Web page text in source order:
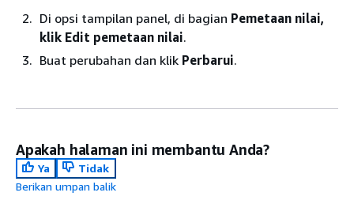
Di opsi tampilan panel, di bagian Pemetaan nilai,
klik Edit pemetaan nilai.
Buat perubahan dan klik Perbarui.
Apakah halaman ini membantu Anda?
Ya
Tidak
Berikan umpan balik